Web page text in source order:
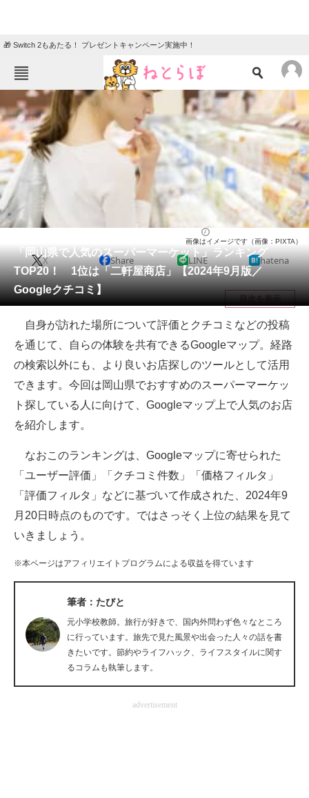
🎁 Switch 2もあたる！ プレゼントキャンペーン実施中！
ねとらぼメニュー
TOP ニュース
エンタメ クイズ
グルメ 地域
住まい 教育・育児
動物
会員記事
メディア
注目記事を集めた総合ページ
ITの今と未来を見通す
スマホと通信の最新トレンド
進化するPCとデバイスの未来
好きが集まる 比べて選べる
ビジネスと働き方のヒント
企業ITのトレンドを詳説
ITエンジニア向け専門サイト
企業向けIT製品の総合サイト
IT製品の技術・比較・事例
「岡山県で人気のスーパーマーケット」ランキング
TOP20！ 1位は「二軒屋商店」【2024年9月版／
Googleクチコミ】
画像はイメージです（画像：PIXTA）
X Share LINE hatena
目次を表示
自身が訪れた場所について評価とクチコミなどの投稿
を通じて、自らの体験を共有できるGoogleマップ。経路
の検索以外にも、より良いお店探しのツールとして活用
できます。今回は岡山県でおすすめのスーパーマーケッ
ト探している人に向けて、Googleマップ上で人気のお店
を紹介します。
なおこのランキングは、Googleマップに寄せられた
「ユーザー評価」「クチコミ件数」「価格フィルタ」
「評価フィルタ」などに基づいて作成された、2024年9
月20日時点のものです。ではさっそく上位の結果を見て
いきましょう。
※本ページはアフィリエイトプログラムによる収益を得ています
筆者：たびと
元小学校教師。旅行が好きで、国内外問わず色々なところ
に行っています。旅先で見た風景や出会った人々の話を書
きたいです。節約やライフハック、ライフスタイルに関す
るコラムも執筆します。
advertisement